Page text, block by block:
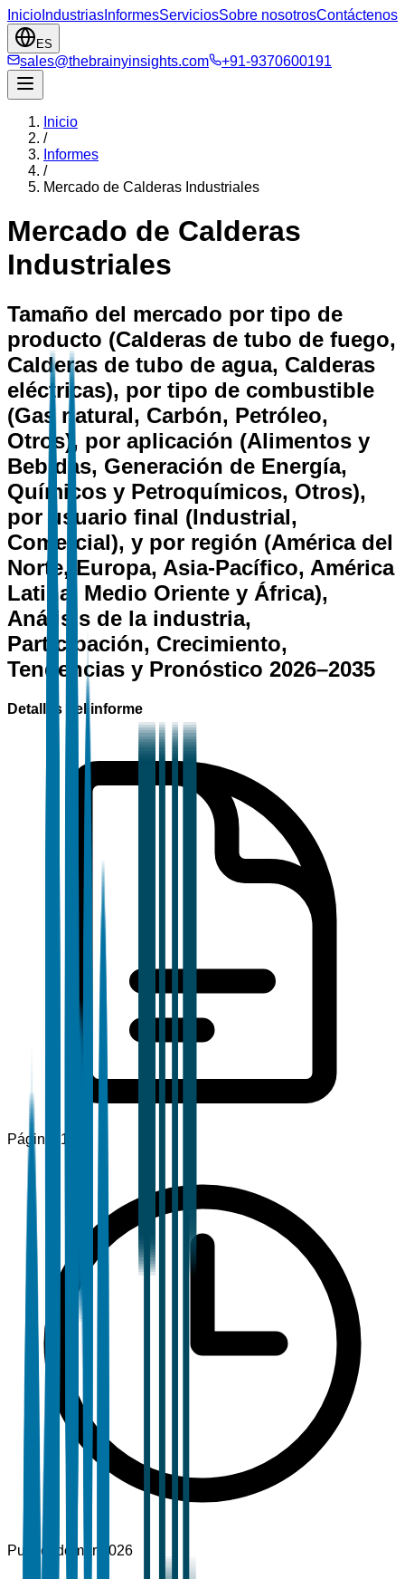
Inicio Industrias InformesServiciosSobre nosotrosContáctenos
ES
sales@thebrainyinsights.com +91-9370600191
Inicio
/
Informes
/
Mercado de Calderas Industriales
Mercado de Calderas
Industriales
Tamaño del mercado por tipo de
producto (Calderas de tubo de fuego,
Calderas de tubo de agua, Calderas
eléctricas), por tipo de combustible
(Gas natural, Carbón, Petróleo,
Otros), por aplicación (Alimentos y
Bebidas, Generación de Energía,
Químicos y Petroquímicos, Otros),
por usuario final (Industrial,
Comercial), y por región (América del
Norte, Europa, Asia-Pacífico, América
Latina, Medio Oriente y África),
Análisis de la industria,
Participación, Crecimiento,
Tendencias y Pronóstico 2026–2035
Detalles del informe
Páginas 120+
Publicado mar 2026